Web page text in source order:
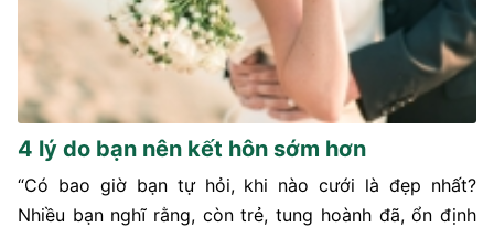
4 lý do bạn nên kết hôn sớm hơn
“Có bao giờ bạn tự hỏi, khi nào cưới là đẹp nhất?
Nhiều bạn nghĩ rằng, còn trẻ, tung hoành đã, ổn định